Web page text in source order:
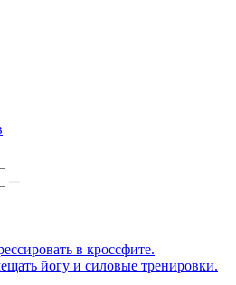
в кроссфите.
йогу и силовые тренировки.